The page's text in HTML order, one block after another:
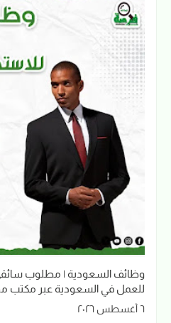
وظائف السعودية | مطلوب
للعمل في السعودية عبر مكتب
٦ أغسطس ٢٠٢٦